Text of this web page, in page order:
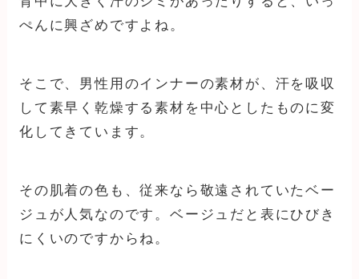
ぺんに興ざめですよね。
そこで、男性用のインナーの素材が、汗を吸収
して素早く乾燥する素材を中心としたものに変
化してきています。
その肌着の色も、従来なら敬遠されていたベー
ジュが人気なのです。ベージュだと表にひびき
にくいのですからね。